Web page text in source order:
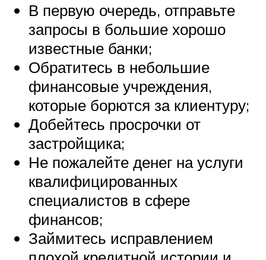
В первую очередь, отправьте
запросы в большие хорошо
известные банки;
Обратитесь в небольшие
финансовые учреждения,
которые борются за клиентуру;
Добейтесь просрочки от
застройщика;
Не пожалейте денег на услуги
квалифицированных
специалистов в сфере
финансов;
Займитесь исправлением